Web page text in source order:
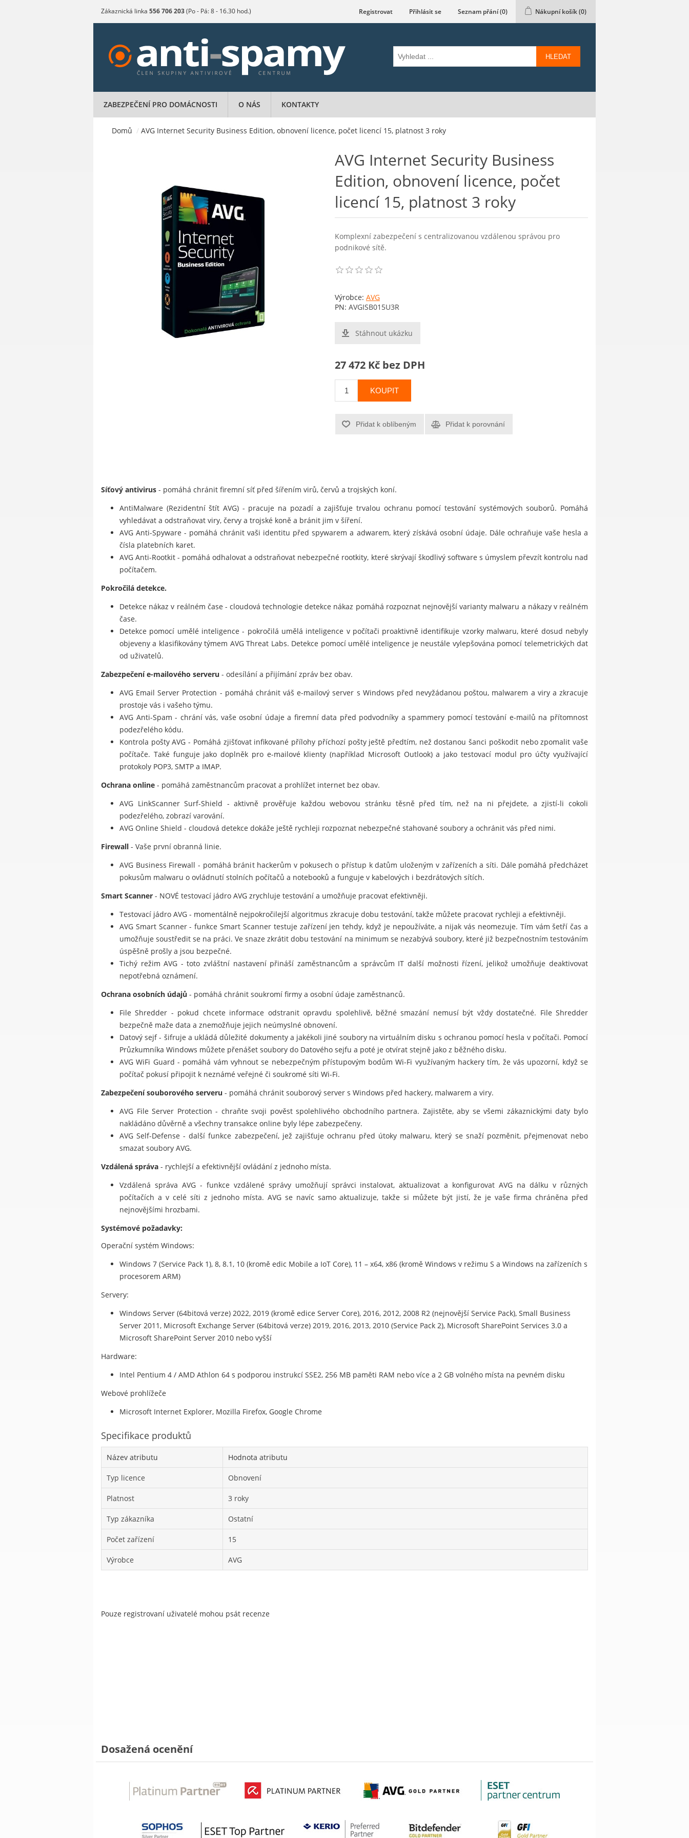
Zákaznická linka 556 706 203(Po - Pá: 8 - 16.30 hod.) Registrovat Přihlásit se Seznam přání(0) Nákupní košík(0)
HLEDAT
ZABEZPEČENÍ PRO DOMÁCNOSTI O NÁS KONTAKTY
Domů / AVG Internet Security Business Edition, obnovení licence, počet licencí 15, platnost 3 roky
AVG Internet Security Business
Edition, obnovení licence, počet
licencí 15, platnost 3 roky
Komplexní zabezpečení s centralizovanou vzdálenou správou pro
podnikové sítě.
Výrobce: AVG
PN: AVGISB015U3R
Stáhnout ukázku
27 472 Kč bez DPH
KOUPIT
Přidat k oblíbeným Přidat k porovnání
Síťový antivirus - pomáhá chránit firemní síť před šířením virů, červů a trojských koní.
AntiMalware (Rezidentní štít AVG) - pracuje na pozadí a zajišťuje trvalou ochranu pomocí testování systémových souborů. Pomáhá
vyhledávat a odstraňovat viry, červy a trojské koně a bránit jim v šíření.
AVG Anti-Spyware - pomáhá chránit vaši identitu před spywarem a adwarem, který získává osobní údaje. Dále ochraňuje vaše hesla a
čísla platebních karet.
AVG Anti-Rootkit - pomáhá odhalovat a odstraňovat nebezpečné rootkity, které skrývají škodlivý software s úmyslem převzít kontrolu nad
počítačem.
Pokročilá detekce.
Detekce nákaz v reálném čase - cloudová technologie detekce nákaz pomáhá rozpoznat nejnovější varianty malwaru a nákazy v reálném
čase.
Detekce pomocí umělé inteligence - pokročilá umělá inteligence v počítači proaktivně identifikuje vzorky malwaru, které dosud nebyly
objeveny a klasifikovány týmem AVG Threat Labs. Detekce pomocí umělé inteligence je neustále vylepšována pomocí telemetrických dat
od uživatelů.
Zabezpečení e-mailového serveru - odesílání a přijímání zpráv bez obav.
AVG Email Server Protection - pomáhá chránit váš e-mailový server s Windows před nevyžádanou poštou, malwarem a viry a zkracuje
prostoje vás i vašeho týmu.
AVG Anti-Spam - chrání vás, vaše osobní údaje a firemní data před podvodníky a spammery pomocí testování e-mailů na přítomnost
podezřelého kódu.
Kontrola pošty AVG - Pomáhá zjišťovat infikované přílohy příchozí pošty ještě předtím, než dostanou šanci poškodit nebo zpomalit vaše
počítače. Také funguje jako doplněk pro e-mailové klienty (například Microsoft Outlook) a jako testovací modul pro účty využívající
protokoly POP3, SMTP a IMAP.
Ochrana online - pomáhá zaměstnancům pracovat a prohlížet internet bez obav.
AVG LinkScanner Surf-Shield - aktivně prověřuje každou webovou stránku těsně před tím, než na ni přejdete, a zjistí-li cokoli
podezřelého, zobrazí varování.
AVG Online Shield - cloudová detekce dokáže ještě rychleji rozpoznat nebezpečné stahované soubory a ochránit vás před nimi.
Firewall - Vaše první obranná linie.
AVG Business Firewall - pomáhá bránit hackerům v pokusech o přístup k datům uloženým v zařízeních a síti. Dále pomáhá předcházet
pokusům malwaru o ovládnutí stolních počítačů a notebooků a funguje v kabelových i bezdrátových sítích.
Smart Scanner - NOVÉ testovací jádro AVG zrychluje testování a umožňuje pracovat efektivněji.
Testovací jádro AVG - momentálně nejpokročilejší algoritmus zkracuje dobu testování, takže můžete pracovat rychleji a efektivněji.
AVG Smart Scanner - funkce Smart Scanner testuje zařízení jen tehdy, když je nepoužíváte, a nijak vás neomezuje. Tím vám šetří čas a
umožňuje soustředit se na práci. Ve snaze zkrátit dobu testování na minimum se nezabývá soubory, které již bezpečnostním testováním
úspěšně prošly a jsou bezpečné.
Tichý režim AVG - toto zvláštní nastavení přináší zaměstnancům a správcům IT další možnosti řízení, jelikož umožňuje deaktivovat
nepotřebná oznámení.
Ochrana osobních údajů - pomáhá chránit soukromí firmy a osobní údaje zaměstnanců.
File Shredder - pokud chcete informace odstranit opravdu spolehlivě, běžné smazání nemusí být vždy dostatečné. File Shredder
bezpečně maže data a znemožňuje jejich neúmyslné obnovení.
Datový sejf - šifruje a ukládá důležité dokumenty a jakékoli jiné soubory na virtuálním disku s ochranou pomocí hesla v počítači. Pomocí
Průzkumníka Windows můžete přenášet soubory do Datového sejfu a poté je otvírat stejně jako z běžného disku.
AVG WiFi Guard - pomáhá vám vyhnout se nebezpečným přístupovým bodům Wi-Fi využívaným hackery tím, že vás upozorní, když se
počítač pokusí připojit k neznámé veřejné či soukromé síti Wi-Fi.
Zabezpečení souborového serveru - pomáhá chránit souborový server s Windows před hackery, malwarem a viry.
AVG File Server Protection - chraňte svoji pověst spolehlivého obchodního partnera. Zajistěte, aby se všemi zákaznickými daty bylo
nakládáno důvěrně a všechny transakce online byly lépe zabezpečeny.
AVG Self-Defense - další funkce zabezpečení, jež zajišťuje ochranu před útoky malwaru, který se snaží pozměnit, přejmenovat nebo
smazat soubory AVG.
Vzdálená správa - rychlejší a efektivnější ovládání z jednoho místa.
Vzdálená správa AVG - funkce vzdálené správy umožňují správci instalovat, aktualizovat a konfigurovat AVG na dálku v různých
počítačích a v celé síti z jednoho místa. AVG se navíc samo aktualizuje, takže si můžete být jistí, že je vaše firma chráněna před
nejnovějšími hrozbami.
Systémové požadavky:
Operační systém Windows:
Windows 7 (Service Pack 1), 8, 8.1, 10 (kromě edic Mobile a IoT Core), 11 – x64, x86 (kromě Windows v režimu S a Windows na zařízeních s
procesorem ARM)
Servery:
Windows Server (64bitová verze) 2022, 2019 (kromě edice Server Core), 2016, 2012, 2008 R2 (nejnovější Service Pack), Small Business
Server 2011, Microsoft Exchange Server (64bitová verze) 2019, 2016, 2013, 2010 (Service Pack 2), Microsoft SharePoint Services 3.0 a
Microsoft SharePoint Server 2010 nebo vyšší
Hardware:
Intel Pentium 4 / AMD Athlon 64 s podporou instrukcí SSE2, 256 MB paměti RAM nebo více a 2 GB volného místa na pevném disku
Webové prohlížeče
Microsoft Internet Explorer, Mozilla Firefox, Google Chrome
Specifikace produktů
Název atributu Hodnota atributu
Typ licence Obnovení
Platnost 3 roky
Typ zákazníka Ostatní
Počet zařízení 15
Výrobce AVG
Pouze registrovaní uživatelé mohou psát recenze
Dosažená ocenění